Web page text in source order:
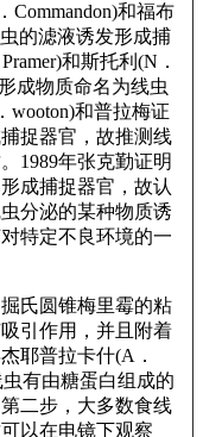
Commandon)和福布
的滤液诱发形成捕
和斯托利(N．
成物质命名为线虫
wooton)和普拉梅证
捉器官，故推测线
1989年张克勤证明
成捕捉器官，故认
分泌的某种物质诱
特定不良环境的一
氏圆锥梅里霉的粘
引作用，并且附着
耶普拉卡什(A．
虫有由糖蛋白组成的
二步，大多数食线
以在电镜下观察